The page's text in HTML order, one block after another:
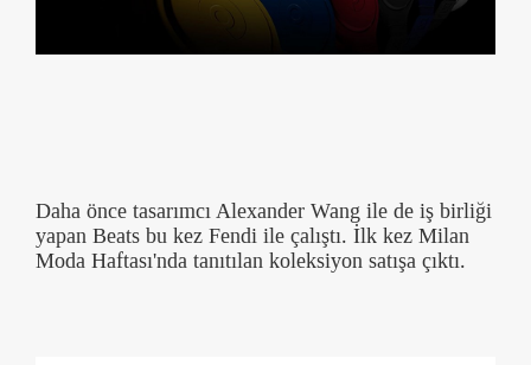
Daha önce tasarımcı Alexander Wang ile de iş birliği
yapan Beats bu kez Fendi ile çalıştı. İlk kez Milan
Moda Haftası'nda tanıtılan koleksiyon satışa çıktı.